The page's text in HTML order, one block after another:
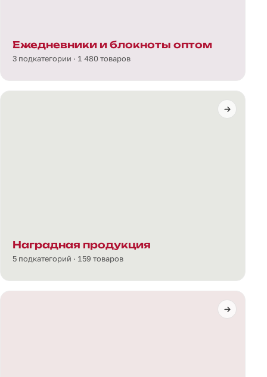
Ежедневники и блокноты оптом
3 подкатегории · 1 480 товаров
Наградная продукция
5 подкатегорий · 159 товаров